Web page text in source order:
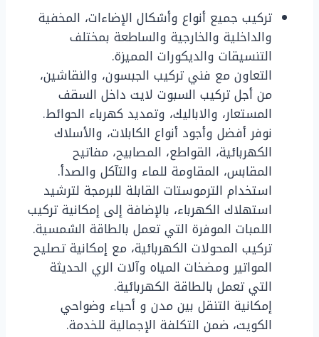
تركيب جميع أنواع وأشكال الإضاءات، المخفية
والداخلية والخارجية والساطعة بمختلف
التنسيقات والديكورات المميزة.
التعاون مع فني تركيب الجبسون، والنقاشين،
من أجل تركيب السبوت لايت داخل السقف
المستعار، والاباليك، وتمديد كهرباء الحوائط.
نوفر أفضل وأجود أنواع الكابلات، والأسلاك
الكهربائية، القواطع، المصابيح، مفاتيح
المقابس، المقاومة للماء والتآكل والصدأ.
استخدام الترموستات القابلة للبرمجة لترشيد
استهلاك الكهرباء، بالإضافة إلى إمكانية تركيب
اللمبات الموفرة التي تعمل بالطاقة الشمسية.
تركيب المحولات الكهربائية، مع إمكانية تصليح
المواتير ومضخات المياه وآلات الري الحديثة
التي تعمل بالطاقة الكهربائية.
إمكانية التنقل بين مدن و أحياء وضواحي
الكويت، ضمن التكلفة الإجمالية للخدمة.